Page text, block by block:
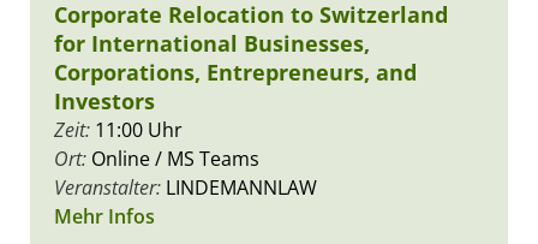
Corporate Relocation to Switzerland
for International Businesses,
Corporations, Entrepreneurs, and
Investors
Zeit: 11:00 Uhr
Ort: Online / MS Teams
Veranstalter: LINDEMANNLAW
Mehr Infos